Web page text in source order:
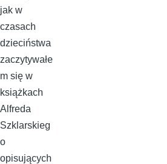
jak w
czasach
dzieciństwa
zaczytywałe
m się w
książkach
Alfreda
Szklarskieg
o
opisujących